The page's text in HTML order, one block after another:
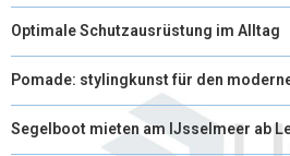
Optimale Schutzausrüstung im Alltag
Pomade: stylingkunst für den
Segelboot mieten am IJsselmeer ab